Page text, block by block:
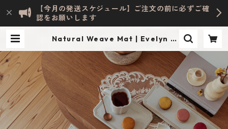
【今月の発送スケジュール】ご注文の前に必ずご確
認をお願いします
Natural Weave Mat | Evelyn H
LIFESTYLE